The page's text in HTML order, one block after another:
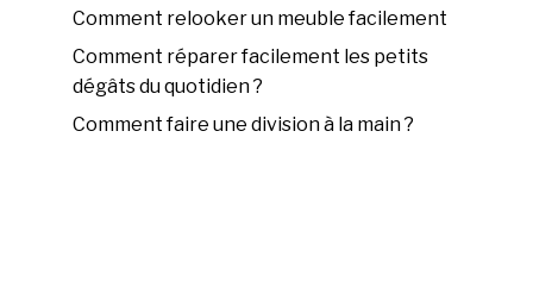
Comment relooker un meuble facilement
Comment réparer facilement les petits
dégâts du quotidien ?
Comment faire une division à la main ?